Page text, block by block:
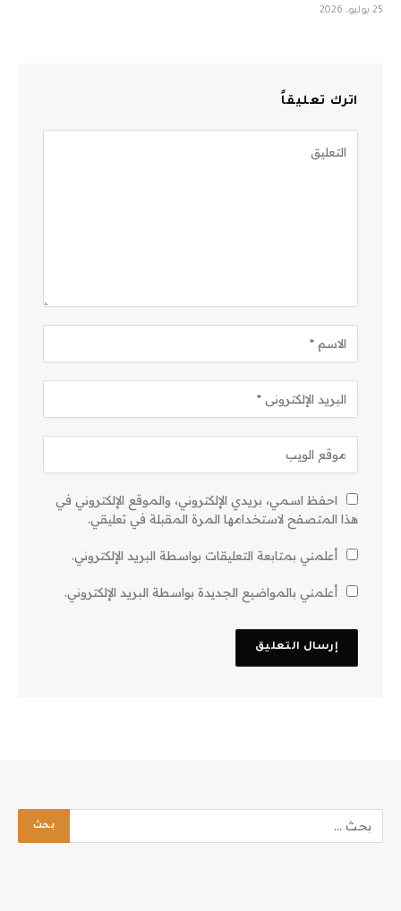
25 يوليو، 2026
اترك تعليقاً
احفظ اسمي، بريدي الإلكتروني، والموقع الإلكتروني في
هذا المتصفح لاستخدامها المرة المقبلة في تعليقي.
أعلمني بمتابعة التعليقات بواسطة البريد الإلكتروني.
أعلمني بالمواضيع الجديدة بواسطة البريد الإلكتروني.